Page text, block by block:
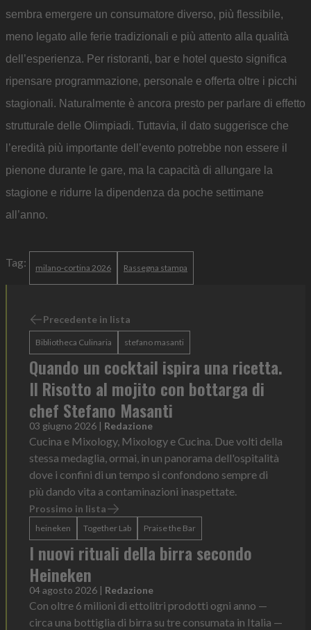
sembra emergere un consumatore diverso, più flessibile,
meno legato alle ferie tradizionali e più attento alla qualità
dell’esperienza. Per ristoranti, bar e hotel questo significa
ripensare programmazione, personale e offerta oltre i picchi
stagionali. Naturalmente è ancora presto per parlare di effetto
strutturale delle Olimpiadi. Tuttavia, il dato suggerisce che
l’eredità più importante dell’evento potrebbe non essere il
pienone durante le gare, ma la capacità di allungare la
stagione e ridurre la dipendenza da poche settimane
all’anno.
Tag: milano-cortina 2026 Rassegna stampa
Precedente in lista
Bibliotheca Culinaria stefano masanti
Quando un cocktail ispira una ricetta.
Il Risotto al mojito con bottarga di
chef Stefano Masanti
03 giugno 2026 | Redazione
Cucina e Mixology, Mixology e Cucina. Due volti della
stessa medaglia, ormai, in un panorama dell'ospitalità
dove i confini di un tempo si confondono sempre di
più dando vita a contaminazioni inaspettate.
Prossimo in lista
heineken Together Lab Praise the Bar
I nuovi rituali della birra secondo
Heineken
04 agosto 2026 | Redazione
Con oltre 6 milioni di ettolitri prodotti ogni anno —
circa una bottiglia di birra su tre consumata in Italia —